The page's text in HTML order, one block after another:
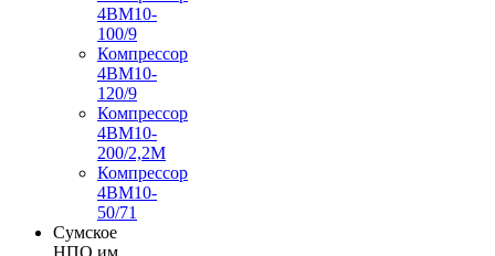
4ВМ10-
100/9
Компрессор
4ВМ10-
120/9
Компрессор
4ВМ10-
200/2,2М
Компрессор
4ВМ10-
50/71
Сумское
НПО им.